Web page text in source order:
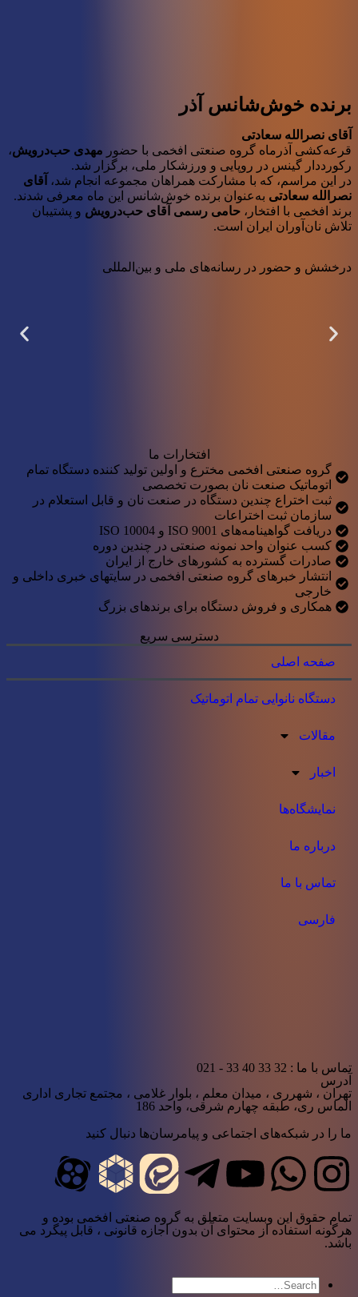
برنده خوش‌شانس آذر
آقای نصرالله سعادتی
قرعه‌کشی آذرماه گروه صنعتی افخمی با حضور مهدی حب‌درویش،
رکورددار گینس در روپایی و ورزشکار ملی، برگزار شد.
در این مراسم، که با مشارکت همراهان مجموعه انجام شد،
آقای
نصرالله سعادتی به‌عنوان برنده خوش‌شانس این ماه معرفی شدند.
برند افخمی با افتخار، حامی رسمی آقای حب‌درویش و پشتیبان
تلاش نان‌آوران ایران است.
درخشش و حضور در رسانه‌های ملی و بین‌المللی
افتخارات ما
گروه صنعتی افخمی مخترع و اولین تولید کننده دستگاه تمام
اتوماتیک صنعت نان بصورت تخصصی
ثبت اختراع چندین دستگاه در صنعت نان و قابل استعلام در
سازمان ثبت اختراعات
دریافت گواهینامه‌های ISO 9001 و ISO 10004
کسب عنوان واحد نمونه صنعتی در چندین دوره
صادرات گسترده به کشورهای خارج از ایران
انتشار خبرهای گروه صنعتی افخمی در سایتهای خبری داخلی و
خارجی
همکاری و فروش دستگاه برای برندهای بزرگ
دسترسی سریع
صفحه اصلی
دستگاه نانوایی تمام اتوماتیک
مقالات
اخبار
نمایشگاه‌ها
درباره ما
تماس با ما
فارسی
تماس با ما : 32 33 40 33 - 021
آدرس
تهران ، شهرری ، میدان معلم ، بلوار غلامی ، مجتمع تجاری اداری
الماس ری، طبقه چهارم شرقی، واحد 186
ما را در شبکه‌های اجتماعی و پیامرسان‌ها دنبال کنید
تمام حقوق این وبسایت متعلق به گروه صنعتی افخمی بوده و
هرگونه استفاده از محتوای آن بدون اجازه قانونی ، قابل پیگرد می
باشد.